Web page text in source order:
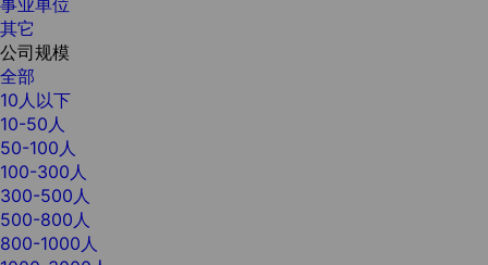
其它
公司规模
全部
10人以下
10-50人
50-100人
100-300人
300-500人
500-800人
800-1000人